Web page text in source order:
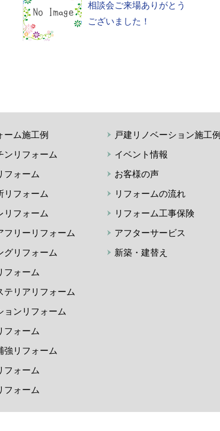
相談会ご来場ありがとう
ございました！
ーム施工例
ンリフォーム
フォーム
リフォーム
リフォーム
フリーリフォーム
グリフォーム
フォーム
テリアリフォーム
ョンリフォーム
フォーム
強リフォーム
フォーム
フォーム
戸建リノベーション施工例
イベント情報
お客様の声
リフォームの流れ
リフォーム工事保険
アフターサービス
新築・建替え